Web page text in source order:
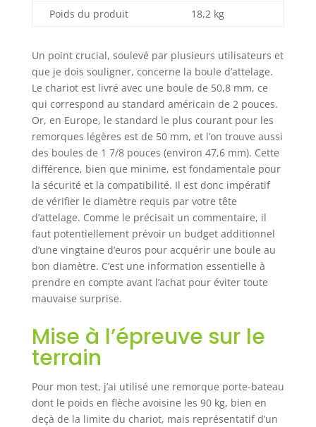
stockage, dans des
où vous ne pouvez
pas les garer. Il est
largement utilisé
dans les cours, les
abris pour
voitures, les allées,
les parcs de
caravanes, etc
Poids du produit 18,2 kg
Un point crucial, soulevé par plusieurs utilisateurs et
que je dois souligner, concerne la boule d’attelage.
Le chariot est livré avec une boule de 50,8 mm, ce
qui correspond au standard américain de 2 pouces.
Or, en Europe, le standard le plus courant pour les
remorques légères est de 50 mm, et l’on trouve aussi
des boules de 1 7/8 pouces (environ 47,6 mm). Cette
différence, bien que minime, est fondamentale pour
la sécurité et la compatibilité. Il est donc impératif
de vérifier le diamètre requis par votre tête
d’attelage. Comme le précisait un commentaire, il
faut potentiellement prévoir un budget additionnel
d’une vingtaine d’euros pour acquérir une boule au
bon diamètre. C’est une information essentielle à
prendre en compte avant l’achat pour éviter toute
mauvaise surprise.
Mise à l’épreuve sur le
terrain
Pour mon test, j’ai utilisé une remorque porte-bateau
dont le poids en flèche avoisine les 90 kg, bien en
deçà de la limite du chariot, mais représentatif d’un